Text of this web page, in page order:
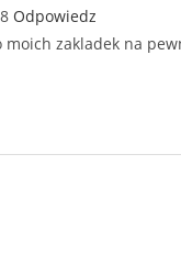
Odpowiedz
moich zakladek na